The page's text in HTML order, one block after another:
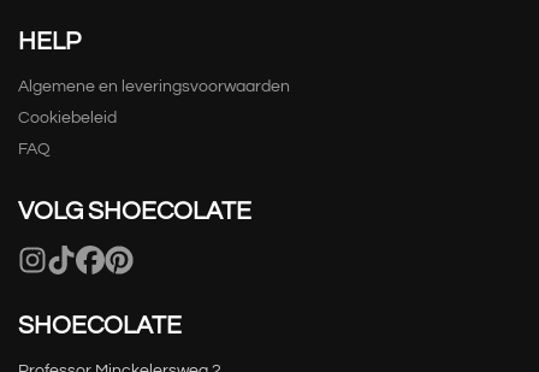
HELP
Algemene en leveringsvoorwaarden
Cookiebeleid
FAQ
VOLG SHOECOLATE
SHOECOLATE